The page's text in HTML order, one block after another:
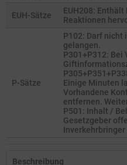
EUH-Sätze
EUH208:
Reaktionen
P-Sätze
P102: Darf nicht
gelangen.
P301+P312: Bei
Einige Minuten
Vorhandene
entfernen.
P501: Inhalt /
Gesetzgeber
Inverkehrbringer
Beschreibung